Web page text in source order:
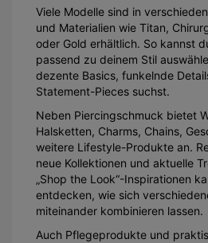
Viele Modelle sind in
und Materialien wie Titan,
oder Gold erhältlich. So kannst
passend zu deinem Stil
dezente Basics, funkelnde
Statement-Pieces suchst.
Neben Piercingschmuck bietet
Halsketten, Charms, Chains,
weitere Lifestyle-Produkte an.
neue Kollektionen und aktuelle
„Shop the Look“-Inspirationen
entdecken, wie sich
miteinander kombinieren lassen.
Auch Pflegeprodukte und